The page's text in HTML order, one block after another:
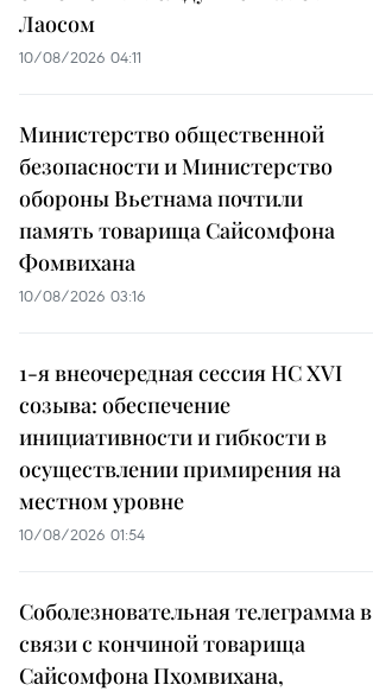
Лаосом
10/08/2026 04:11
Министерство общественной
безопасности и Министерство
обороны Вьетнама почтили
память товарища Сайсомфона
Фомвихана
10/08/2026 03:16
1-я внеочередная сессия НС XVI
созыва: обеспечение
инициативности и гибкости в
осуществлении примирения на
местном уровне
10/08/2026 01:54
Соболезновательная телеграмма в
связи с кончиной товарища
Сайсомфона Пхомвихана,